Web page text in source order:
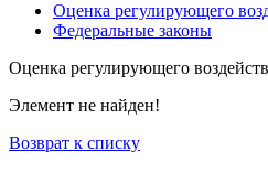
Оценка регулирующего
Федеральные законы
Оценка регулирующего
Элемент не найден!
Возврат к списку